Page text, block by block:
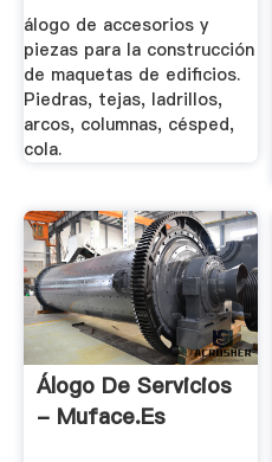
álogo de accesorios y
piezas para la construcción
de maquetas de edificios.
Piedras, tejas, ladrillos,
arcos, columnas, césped,
cola.
Álogo De Servicios
- Muface.es